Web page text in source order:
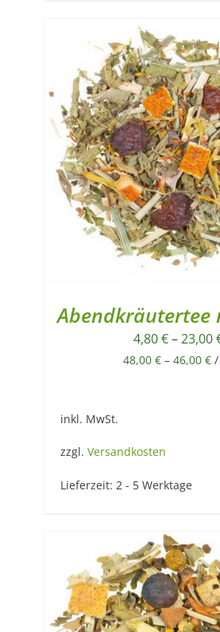
Abendkräutertee
4,80€–23,00
48,00 €– 46,00 €/
inkl. MwSt.
zzgl. Versandkosten
Lieferzeit: 2 - 5 Werktage